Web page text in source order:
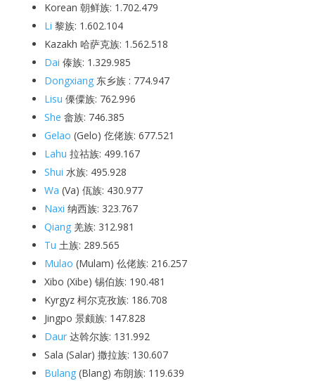
Korean 朝鲜族: 1.702.479
Li 黎族: 1.602.104
Kazakh 哈萨克族: 1.562.518
Dai 傣族: 1.329.985
Dongxiang东乡族 : 774.947
Lisu 傈僳族: 762.996
She 畲族: 746.385
Gelao (Gelo) 仡佬族: 677.521
Lahu 拉祜族: 499.167
Shui 水族: 495.928
Wa (Va) 佤族: 430.977
Naxi 纳西族: 323.767
Qiang羌族: 312.981
Tu 土族: 289.565
Mulao (Mulam) 仫佬族: 216.257
Xibo (Xibe) 锡伯族: 190.481
Kyrgyz 柯尔克孜族: 186.708
Jingpo 景颇族: 147.828
Daur达斡尔族: 131.992
Sala (Salar) 撒拉族: 130.607
Bulang(Blang) 布朗族: 119.639